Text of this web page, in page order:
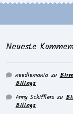
Neueste
needlemania zu
Bilings
Anny Schifflers zu
Bilings